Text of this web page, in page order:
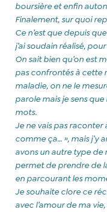
boursière et enfin
Finalement, sur quoi
Cen’est que depuis
j’ai soudain réalisé,
On sait bien qu’on est
pas confrontés à cette
maladie, on ne le
parole mais je sens
mots.
Je ne vais pas raconter
comme ça… », mais j’y
avons un autre type de
permet de prendre de
en parcourant les
Je souhaite clore ce
avec l’amour de ma